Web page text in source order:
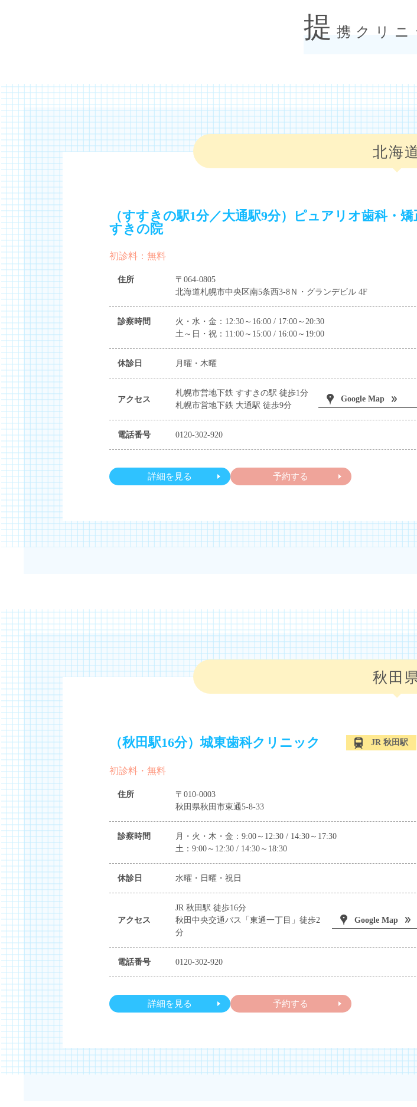
提 携クリニ
北海
（すすきの駅1分／大通駅9分）ピュアリオ歯科・
すきの院
初診料：無料
住所
〒064-0805
北海道札幌市中央区南5条西3-8Ｎ・グランデビル 4F
診察時間
火・水・金：12:30～16:00 / 17:00～20:30
土～日・祝：11:00～15:00 / 16:00～19:00
休診日 月曜・木曜
アクセス
札幌市営地下鉄 すすきの駅 徒歩1分
札幌市営地下鉄 大通駅 徒歩9分
Google Map
電話番号 0120-302-920
詳細を見る 予約する
秋田
（秋田駅16分）城東歯科クリニック JR 秋田駅
初診料・無料
住所
〒010-0003
秋田県秋田市東通5-8-33
診察時間
月・火・木・金：9:00～12:30 / 14:30～17:30
土：9:00～12:30 / 14:30～18:30
休診日 水曜・日曜・祝日
アクセス
JR 秋田駅 徒歩16分
秋田中央交通バス「東通一丁目」徒歩2
分
Google Map
電話番号 0120-302-920
詳細を見る 予約する